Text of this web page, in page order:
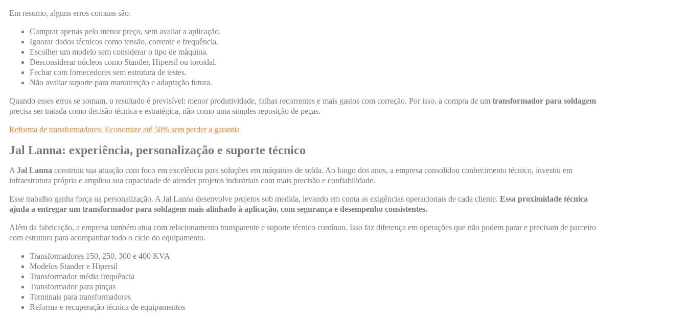
Em resumo, alguns erros comuns são:
Comprar apenas pelo menor preço, sem avaliar a aplicação.
Ignorar dados técnicos como tensão, corrente e frequência.
Escolher um modelo sem considerar o tipo de máquina.
Desconsiderar núcleos como Stander, Hipersil ou toroidal.
Fechar com fornecedores sem estrutura de testes.
Não avaliar suporte para manutenção e adaptação futura.
Quando esses erros se somam, o resultado é previsível: menor produtividade, falhas recorrentes e mais gastos com correção. Por isso, a compra de um transformador para soldagem
precisa ser tratada como decisão técnica e estratégica, não como uma simples reposição de peças.
Reforma de transformadores: Economize até 50% sem perder a garantia
Jal Lanna: experiência, personalização e suporte técnico
A Jal Lanna construiu sua atuação com foco em excelência para soluções em máquinas de solda. Ao longo dos anos, a empresa consolidou conhecimento técnico, investiu em
infraestrutura própria e ampliou sua capacidade de atender projetos industriais com mais precisão e confiabilidade.
Esse trabalho ganha força na personalização. A Jal Lanna desenvolve projetos sob medida, levando em conta as exigências operacionais de cada cliente. Essa proximidade técnica
ajuda a entregar um transformador para soldagem mais alinhado à aplicação, com segurança e desempenho consistentes.
Além da fabricação, a empresa também atua com relacionamento transparente e suporte técnico contínuo. Isso faz diferença em operações que não podem parar e precisam de parceiro
com estrutura para acompanhar todo o ciclo do equipamento.
Transformadores 150, 250, 300 e 400 KVA
Modelos Stander e Hipersil
Transformador média frequência
Transformador para pinças
Terminais para transformadores
Reforma e recuperação técnica de equipamentos